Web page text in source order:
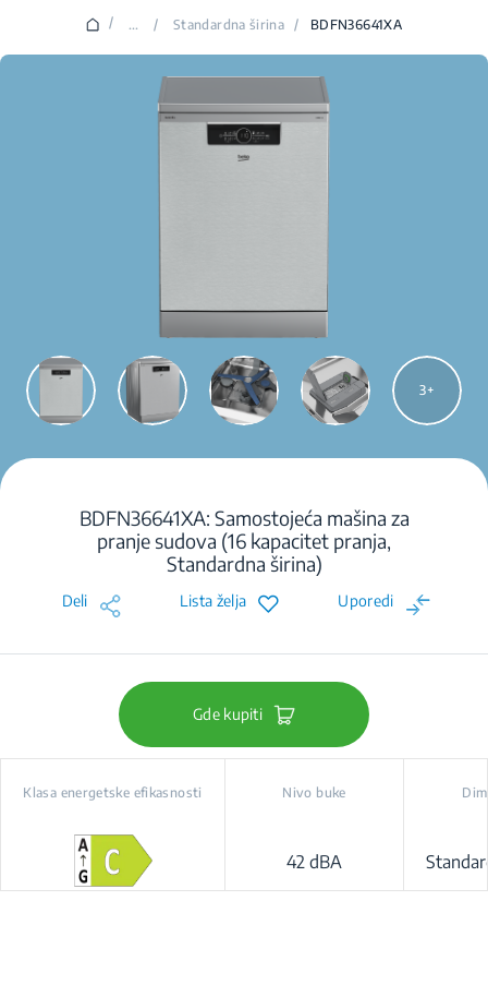
/ ... / Standardna širina / BDFN36641XA
3
BDFN36641XA: Samostojeća mašina za
pranje sudova (16 kapacitet pranja,
Standardna širina)
Deli Lista želja Uporedi
Gde kupiti
Klasa energetske efikasnosti Nivo buke
42 dBA